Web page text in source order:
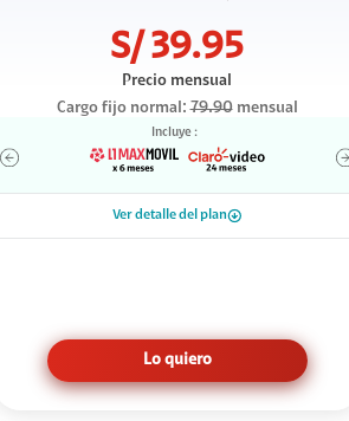
S/39.95
Precio mensual
Cargo fijo normal: 79.90 mensual
Incluye :
Ver detalle del plan
Lo quiero